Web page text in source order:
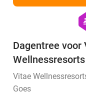
Dagentree voor
Vitae
Goes